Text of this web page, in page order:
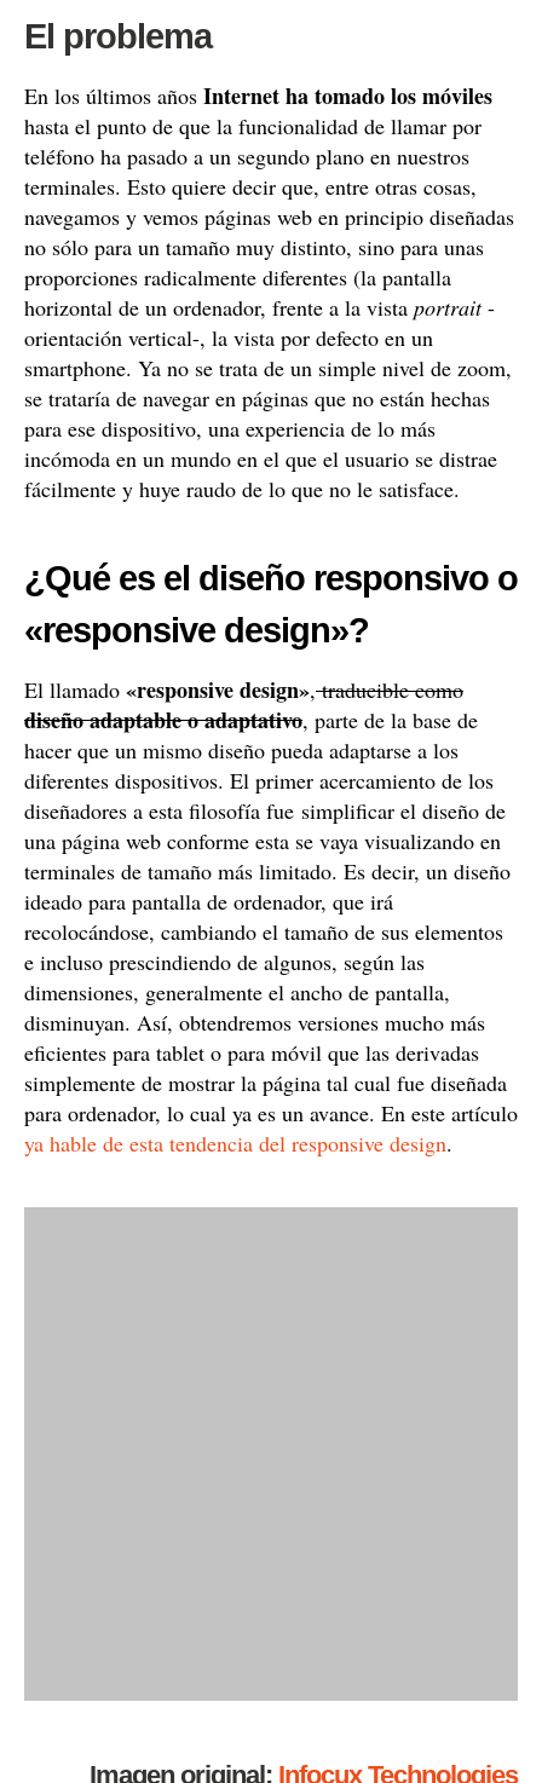
El problema
En los últimos años Internet ha tomado los móviles
hasta el punto de que la funcionalidad de llamar por
teléfono ha pasado a un segundo plano en nuestros
terminales. Esto quiere decir que, entre otras cosas,
navegamos y vemos páginas web en principio diseñadas
no sólo para un tamaño muy distinto, sino para unas
proporciones radicalmente diferentes (la pantalla
horizontal de un ordenador, frente a la vista portrait-
orientación vertical-, la vista por defecto en un
smartphone. Ya no se trata de un simple nivel de zoom,
se trataría de navegar en páginas que no están hechas
para ese dispositivo, una experiencia de lo más
incómoda en un mundo en el que el usuario se distrae
fácilmente y huye raudo de lo que no le satisface.
¿Qué es el diseño responsivo o
«responsive design»?
El llamado «responsive design»,traducible como
diseño adaptable o adaptativo, parte de la base de
hacer que un mismo diseño pueda adaptarse a los
diferentes dispositivos. El primer acercamiento de los
diseñadores a esta filosofía fue simplificar el diseño de
una página web conforme esta se vaya visualizando en
terminales de tamaño más limitado. Es decir, un diseño
ideado para pantalla de ordenador, que irá
recolocándose, cambiando el tamaño de sus elementos
e incluso prescindiendo de algunos, según las
dimensiones, generalmente el ancho de pantalla,
disminuyan. Así, obtendremos versiones mucho más
eficientes para tablet o para móvil que las derivadas
simplemente de mostrar la página tal cual fue diseñada
para ordenador, lo cual ya es un avance. En este artículo
ya hable de esta tendencia del responsive design.
Imagen original: Infocux Technologies